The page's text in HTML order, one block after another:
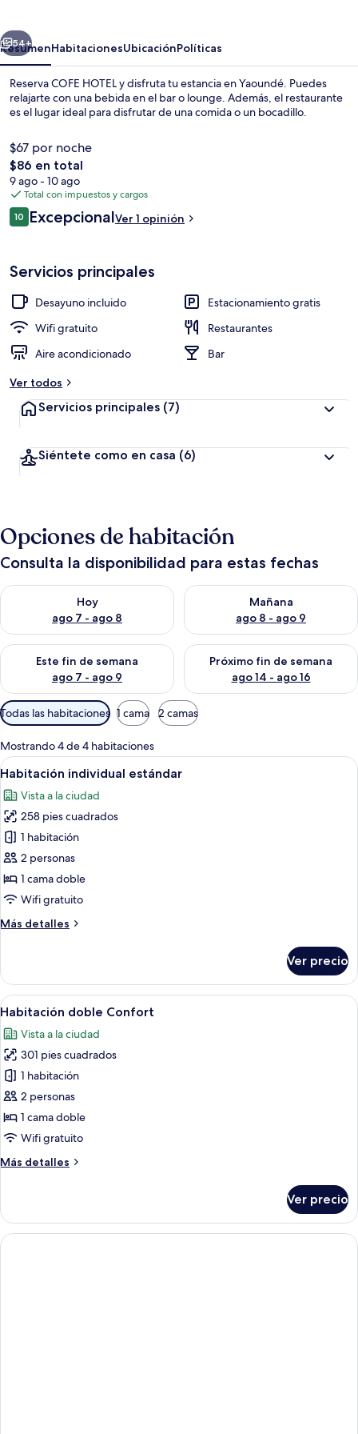
Snack bar
Siguiente
54+
ResumenHabitacionesUbicaciónPolíticas
Reserva COFE HOTEL y disfruta tu estancia en Yaoundé. Puedes
relajarte con una bebida en el bar o lounge. Además, el restaurante
es el lugar ideal para disfrutar de una comida o un bocadillo.
$67 por noche
El
precio
total
es
de
$86 en total
9 ago - 10 ago
Total con impuestos y cargos
Opiniones
1010 de 10,
ExcepcionalVer 1 opinión
Servicios principales
Desayuno incluido
Estacionamiento gratis
Wifi gratuito
Restaurantes
Aire acondicionado
Bar
Ver todos
Servicios principales (7)
Siéntete como en casa (6)
Opciones de habitación
Consulta la disponibilidad para estas fechas
Hoy
ago 7 - ago 8
Consulta la disponibilidad para hoy ago 7 - ago 8
Mañana
ago 8 - ago 9
Consulta la disponibilidad
Este fin de semana
ago 7 - ago 9
Consulta la disponibilidad para este fin de semana ago 7 -
Próximo fin de semana
ago 14 - ago 16
Consulta la disponibilidad
Filtros
disponibles
para
las
habitaciones
Todas las habitaciones 1 cama 2 camas
Mostrando 4 de 4 habitaciones
Abrir
todas
las
fotos
de
Habitación
individual
estándar
Una cama bien hecha con una
21
Habitación individual estándar
Vista a la ciudad
258 pies cuadrados
1 habitación
2 personas
1 cama doble
Wifi gratuito
Más detalles
Más
individual
estándar
Ver precio
Abrir
todas
las
fotos
de
Habitación
doble
Confort
Habitación de hotel con una cama
11
Habitación doble Confort
Vista a la ciudad
301 pies cuadrados
1 habitación
2 personas
1 cama doble
Wifi gratuito
Más detalles
Más
doble
Confort
Ver precio